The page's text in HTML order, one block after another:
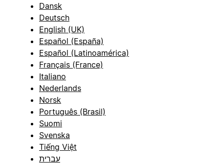
Dansk
Deutsch
English (UK)
Español (España)
Español (Latinoamérica)
Français (France)
Italiano
Nederlands
Norsk
Português (Brasil)
Suomi
Svenska
Tiếng Việt
עברית